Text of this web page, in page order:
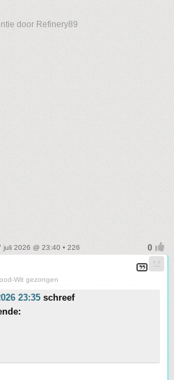
door Refinery89
juli 2026 @ 23:40 • 226
Wit gezongen
23:35 schreef